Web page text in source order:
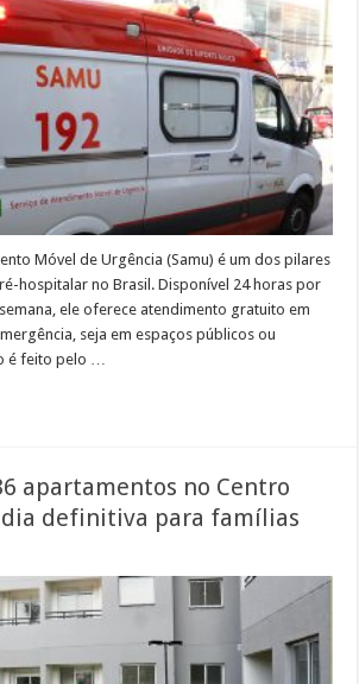
Móvel de Urgência (Samu) é um dos pilares
hospitalar no Brasil. Disponível 24 horas por
ele oferece atendimento gratuito em
seja em espaços públicos ou
é feito pelo …
apartamentos no Centro
definitiva para famílias